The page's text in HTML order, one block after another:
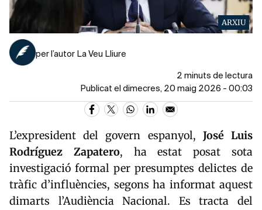
ARXIU
per l’autor La Veu Lliure
2 minuts de lectura
Publicat el dimecres, 20 maig 2026 - 00:03
L’expresident del govern espanyol, José Luis
Rodríguez Zapatero, ha estat posat sota
investigació formal per presumptes delictes de
tràfic d’influències, segons ha informat aquest
dimarts l’Audiència Nacional. Es tracta del